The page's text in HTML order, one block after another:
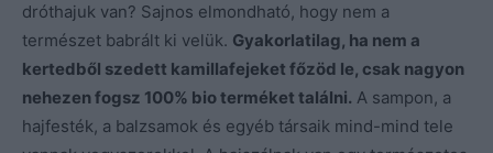
dróthajuk van? Sajnos elmondható, hogy nem a
természet babrált ki velük. Gyakorlatilag, ha nem a
kertedből szedett kamillafejeket főzöd le, csak nagyon
nehezen fogsz 100% bio terméket találni. A sampon, a
hajfesték, a balzsamok és egyéb társaik mind-mind tele